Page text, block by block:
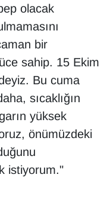
olacak
bir
sahip. 15 Ekim
Bu cuma
sıcaklığın
yüksek
önümüzdeki
istiyorum."